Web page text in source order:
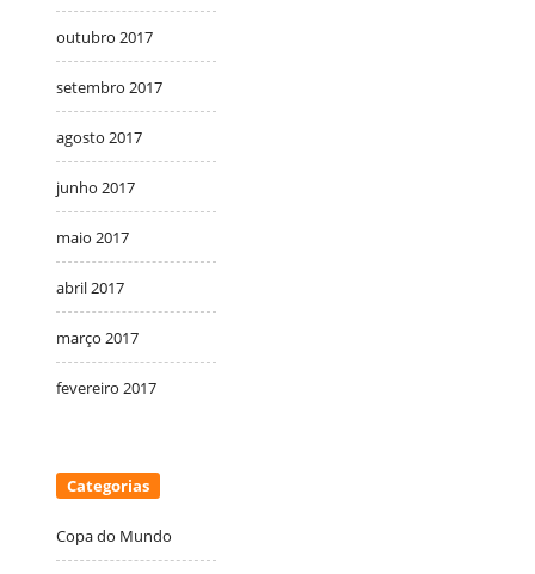
outubro 2017
setembro 2017
agosto 2017
junho 2017
maio 2017
abril 2017
março 2017
fevereiro 2017
Categorias
Copa do Mundo